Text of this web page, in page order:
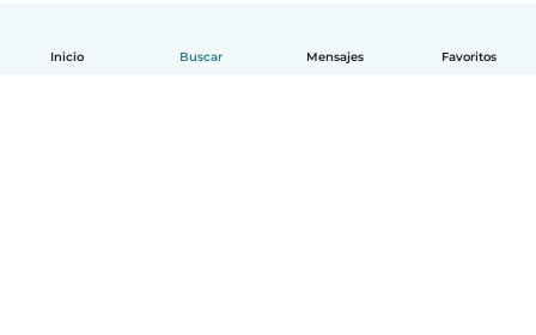
Inicio Buscar Mensajes Favoritos